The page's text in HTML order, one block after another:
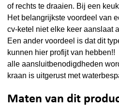
of rechts te draaien. Bij een
Het belangrijkste voordeel van
cv-ketel niet elke keer aanslaat
Een ander voordeel is dat dit
kunnen hier profijt van hebben!!
alle aansluitbenodigdheden
kraan is uitgerust met
Maten van dit